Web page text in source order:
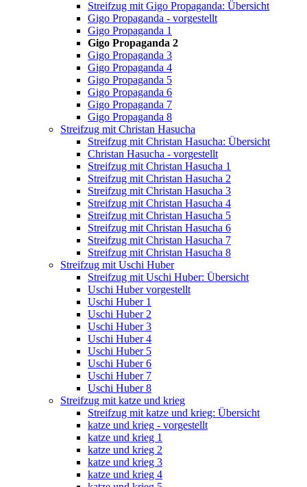
Streifzug mit Gigo Propaganda: Übersicht
Gigo Propaganda - vorgestellt
Gigo Propaganda 1
Gigo Propaganda 2
Gigo Propaganda 3
Gigo Propaganda 4
Gigo Propaganda 5
Gigo Propaganda 6
Gigo Propaganda 7
Gigo Propaganda 8
Streifzug mit Christan Hasucha
Streifzug mit Christan Hasucha: Übersicht
Christan Hasucha - vorgestellt
Streifzug mit Christan Hasucha 1
Streifzug mit Christan Hasucha 2
Streifzug mit Christan Hasucha 3
Streifzug mit Christan Hasucha 4
Streifzug mit Christan Hasucha 5
Streifzug mit Christan Hasucha 6
Streifzug mit Christan Hasucha 7
Streifzug mit Christan Hasucha 8
Streifzug mit Uschi Huber
Streifzug mit Uschi Huber: Übersicht
Uschi Huber vorgestellt
Uschi Huber 1
Uschi Huber 2
Uschi Huber 3
Uschi Huber 4
Uschi Huber 5
Uschi Huber 6
Uschi Huber 7
Uschi Huber 8
Streifzug mit katze und krieg
Streifzug mit katze und krieg: Übersicht
katze und krieg - vorgestellt
katze und krieg 1
katze und krieg 2
katze und krieg 3
katze und krieg 4